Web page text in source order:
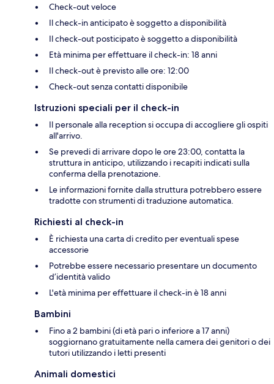
Check-out veloce
Il check-in anticipato è soggetto a disponibilità
Il check-out posticipato è soggetto a disponibilità
Età minima per effettuare il check-in: 18 anni
Il check-out è previsto alle ore: 12:00
Check-out senza contatti disponibile
Istruzioni speciali per il check-in
Il personale alla reception si occupa di accogliere gli ospiti
all'arrivo.
Se prevedi di arrivare dopo le ore 23:00, contatta la
struttura in anticipo, utilizzando i recapiti indicati sulla
conferma della prenotazione.
Le informazioni fornite dalla struttura potrebbero essere
tradotte con strumenti di traduzione automatica.
Richiesti al check-in
È richiesta una carta di credito per eventuali spese
accessorie
Potrebbe essere necessario presentare un documento
d’identità valido
L'età minima per effettuare il check-in è 18 anni
Bambini
Fino a 2 bambini (di età pari o inferiore a 17 anni)
soggiornano gratuitamente nella camera dei genitori o dei
tutori utilizzando i letti presenti
Animali domestici